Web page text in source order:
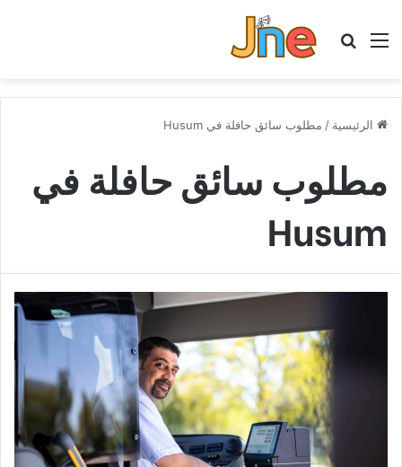
القائمة بحث عن
الرئيسية / مطلوب سائق حافلة في Husum
مطلوب سائق حافلة في
Husum